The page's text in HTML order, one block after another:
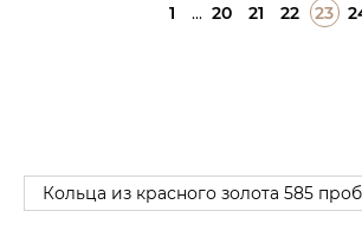
1 ... 20 21 22 23
Кольца из красного золота 585